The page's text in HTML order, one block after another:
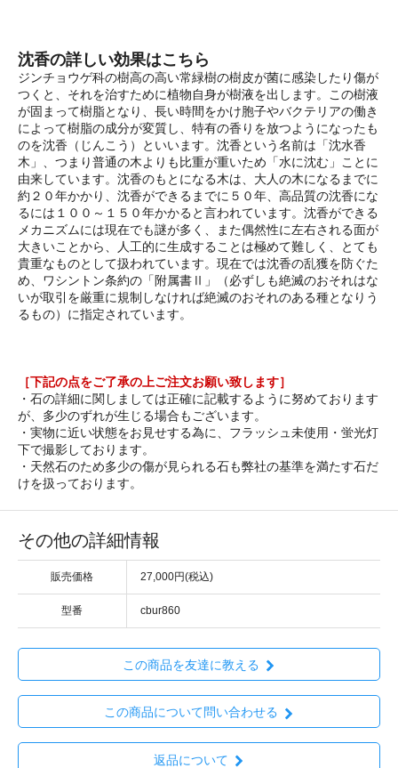
沈香の詳しい効果はこちら
ジンチョウゲ科の樹高の高い常緑樹の樹皮が菌に感染したり傷が
つくと、それを治すために植物自身が樹液を出します。この樹液
が固まって樹脂となり、長い時間をかけ胞子やバクテリアの働き
によって樹脂の成分が変質し、特有の香りを放つようになったも
のを沈香（じんこう）といいます。沈香という名前は「沈水香
木」、つまり普通の木よりも比重が重いため「水に沈む」ことに
由来しています。沈香のもとになる木は、大人の木になるまでに
約２０年かかり、沈香ができるまでに５０年、高品質の沈香にな
るには１００～１５０年かかると言われています。沈香ができる
メカニズムには現在でも謎が多く、また偶然性に左右される面が
大きいことから、人工的に生成することは極めて難しく、とても
貴重なものとして扱われています。現在では沈香の乱獲を防ぐた
め、ワシントン条約の「附属書Ⅱ」（必ずしも絶滅のおそれはな
いが取引を厳重に規制しなければ絶滅のおそれのある種となりう
るもの）に指定されています。
［下記の点をご了承の上ご注文お願い致します］
・石の詳細に関しましては正確に記載するように努めております
が、多少のずれが生じる場合もございます。
・実物に近い状態をお見せする為に、フラッシュ未使用・蛍光灯
下で撮影しております。
・天然石のため多少の傷が見られる石も弊社の基準を満たす石だ
けを扱っております。
その他の詳細情報
販売価格 27,000円(税込)
型番 cbur860
この商品を友達に教える
この商品について問い合わせる
返品について